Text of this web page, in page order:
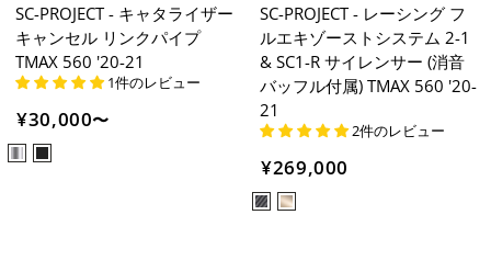
SC-PROJECT - キャタライザー
キャンセル リンクパイプ
TMAX 560 '20-21
1件のレビュー
¥30,000〜
SC-PROJECT - レーシング フ
ルエキゾーストシステム 2-1
& SC1-R サイレンサー (消音
バッフル付属) TMAX 560 '20-
21
2件のレビュー
¥269,000